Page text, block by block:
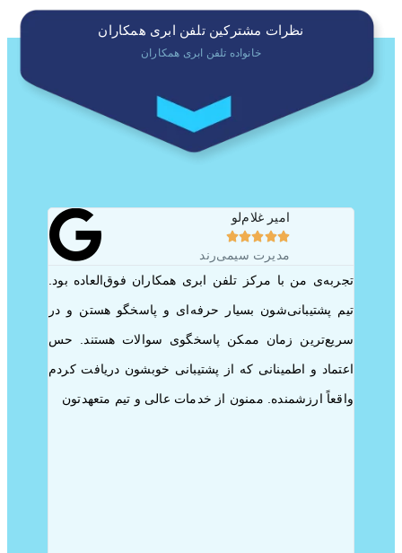
نظرات مشترکین تلفن ابری همکاران
خانواده تلفن ابری همکاران
امیر غلام‌لو





مدیرت سیمی‌رند
تجربه‌ی من با مرکز تلفن ابری همکاران فوق‌العاده بود.
تیم پشتیبانی‌شون بسیار حرفه‌ای و پاسخگو هستن و در
سریع‌ترین زمان ممکن پاسخگوی سوالات هستند. حس
اعتماد و اطمینانی که از پشتیبانی خوبشون دریافت کردم
واقعاً ارزشمنده. ممنون از خدمات عالی و تیم متعهدتون